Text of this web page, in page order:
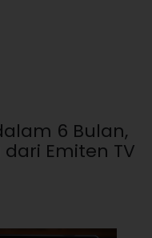
6 Bulan,
Emiten TV